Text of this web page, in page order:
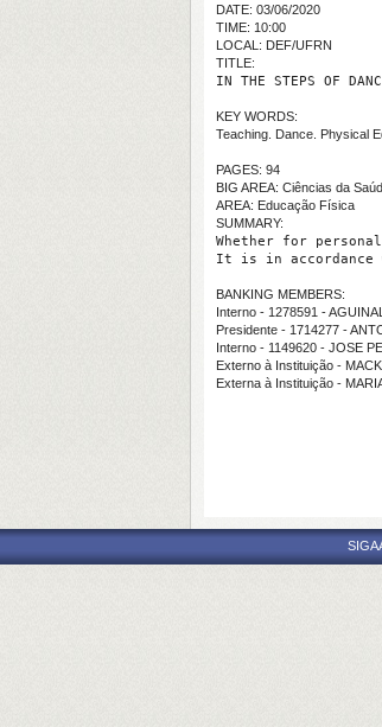
DATE: 03/06/2020
TIME: 10:00
LOCAL: DEF/UFRN
TITLE:
IN THE STEPS OF
KEY WORDS:
Teaching. Dance. Physical
PAGES: 94
BIG AREA: Ciências da
AREA: Educação Física
SUMMARY:
Whether for
It is in accordance
BANKING MEMBERS:
Interno - 1278591 -
Presidente - 1714277 -
Interno - 1149620 - JOSE
Externo à Instituição -
Externa à Instituição -